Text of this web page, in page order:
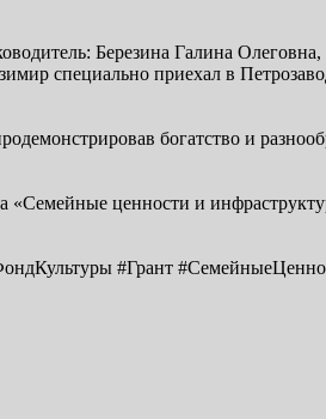
Березина Галина Олеговна,
специально приехал в
богатство и
«Семейные ценности и
#Грант